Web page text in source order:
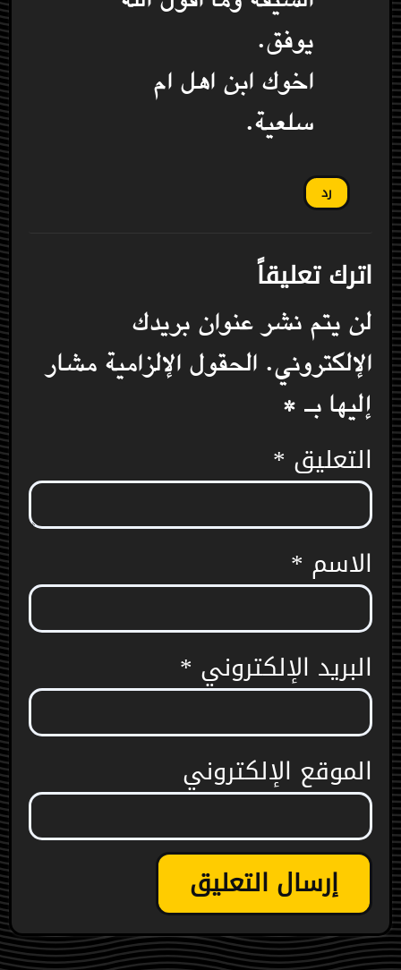
يوفق.
اخوك ابن اهل ام
سلعية.
رد
اترك تعليقاً
لن يتم نشر عنوان بريدك
الإلكتروني. الحقول الإلزامية مشار
إليها بـ *
التعليق *
الاسم *
البريد الإلكتروني *
الموقع الإلكتروني